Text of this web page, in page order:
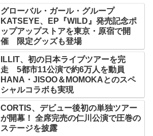
グローバル・ガール・グループ
KATSEYE、EP『WILD』発売記念ポ
ップアップストアを東京・原宿で開
催 限定グッズも登場
ILLIT、初の日本ライブツアーを完
走 5都市11公演で約6万人を動員
HANA・JISOO＆MOMOKAとのスペ
シャルコラボも実現
CORTIS、デビュー後初の単独ツアー
が開幕！ 全席完売の仁川公演で圧巻の
ステージを披露